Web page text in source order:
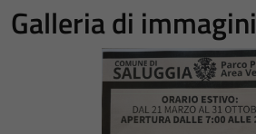
Galleria di immagini